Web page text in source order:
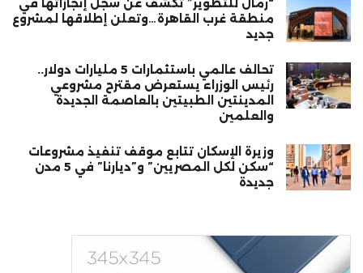
“رمال للتطوير” تكشف عن سجل إنجازاتها في
منطقة غرب القاهرة…وتعلن إطلاقها لمشروع
جديد
تحالف عالمي باستثمارات 5 مليارات دولار..
رئيس الوزراء يستعرض مقترح مشروعي
المدينتين الطبيتين بالعاصمة الجديدة
والعلمين
وزيرة الإسكان تتابع موقف تنفيذ مشروعات
“سكن لكل المصريين” و”ديارنا” في 5 مدن
جديدة